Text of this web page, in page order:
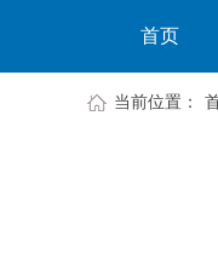
首页
当前位置：